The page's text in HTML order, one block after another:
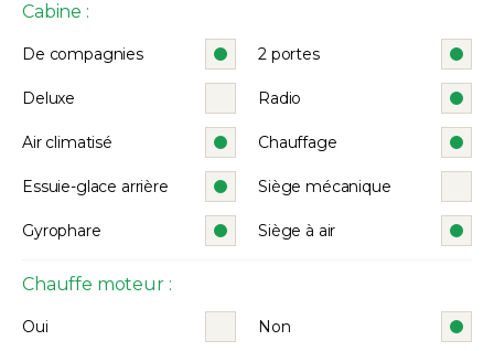
Cabine :
De compagnies 2 portes
Deluxe Radio
Air climatisé Chauffage
Essuie-glace arrière Siège mécanique
Gyrophare Siège à air
Chauffe moteur :
Oui Non